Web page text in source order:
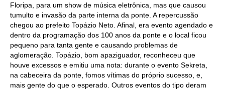
Floripa, para um show de música eletrônica, mas que causou
tumulto e invasão da parte interna da ponte. A repercussão
chegou ao prefeito Topázio Neto. Afinal, era evento agendado e
dentro da programação dos 100 anos da ponte e o local ficou
pequeno para tanta gente e causando problemas de
aglomeração. Topázio, bom apaziguador, reconheceu que
houve excessos e emitiu uma nota: durante o evento Sekreta,
na cabeceira da ponte, fomos vítimas do próprio sucesso, e,
mais gente do que o esperado. Outros eventos do tipo deram